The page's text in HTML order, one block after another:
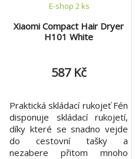
Xiaomi Compact Hair Dryer
H101 White
E-shop 2 ks
587 Kč
Praktická skládací rukojeť Fén
disponuje skládací rukojetí,
díky které se snadno vejde
do cestovní tašky a
nezabere přitom mnoho